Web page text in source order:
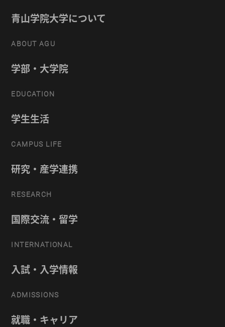
青山学院大学について
ABOUT AGU
学部・大学院
EDUCATION
学生生活
CAMPUS LIFE
研究・産学連携
RESEARCH
国際交流・留学
INTERNATIONAL
入試・入学情報
ADMISSIONS
就職・キャリア